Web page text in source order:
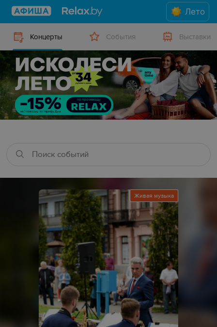
Лето
Концерты События Выставки
Живая музыка